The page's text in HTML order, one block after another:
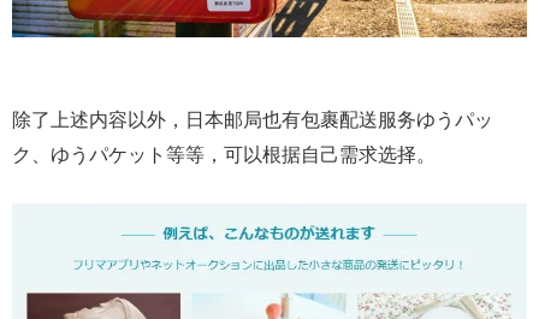
除了上述内容以外，日本邮局也有包裹配送服务ゆうパッ
ク、ゆうパケット等等，可以根据自己需求选择。